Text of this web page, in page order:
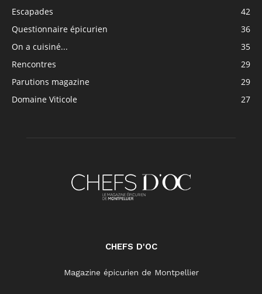
Escapades
42
Questionnaire épicurien
36
On a cuisiné...
35
Rencontres
29
Parutions magazine
29
Domaine Viticole
27
CHEFS D'OC
Magazine épicurien de Montpellier